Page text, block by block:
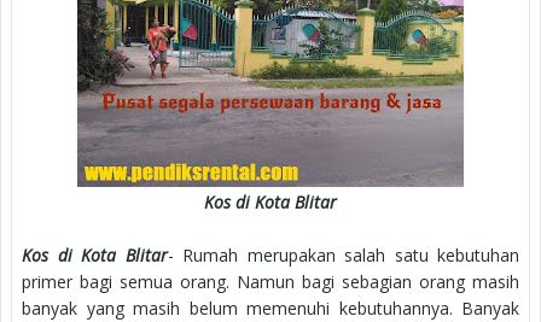
Kos di Kota Blitar
Kos di Kota Blitar- Rumah merupakan salah satu kebutuhan
primer bagi semua orang. Namun bagi sebagian orang masih
banyak yang masih belum memenuhi kebutuhannya. Banyak